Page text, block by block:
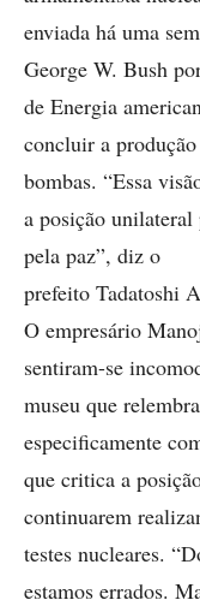
enviada há uma
George W. Bush
de Energia
concluir a
bombas. “Essa
a posição
pela paz”, diz o
prefeito Tadatoshi
O empresário
sentiram-se
museu que
especificamente
que critica a
continuarem
testes nucleares.
estamos errados.